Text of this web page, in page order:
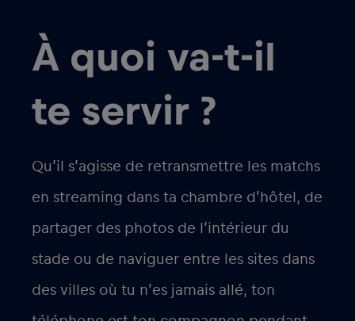
À quoi va-t-il
te servir ?
Qu’il s’agisse de retransmettre les matchs
en streaming dans ta chambre d’hôtel, de
partager des photos de l’intérieur du
stade ou de naviguer entre les sites dans
des villes où tu n’es jamais allé, ton